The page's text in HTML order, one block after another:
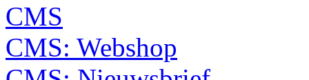
CMS
CMS: Webshop